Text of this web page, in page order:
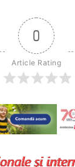
0
Article Rating